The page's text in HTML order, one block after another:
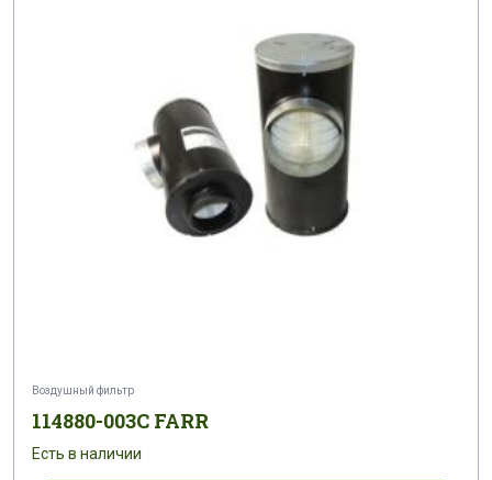
Воздушный фильтр
114880-003C FARR
Есть в наличии